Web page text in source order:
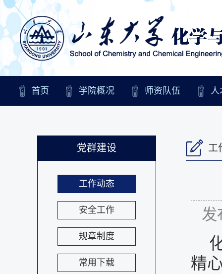
首页 学院概况 师资队伍 人
党群建设
工作动态
安全工作
规章制度
常用下载
工
发
精